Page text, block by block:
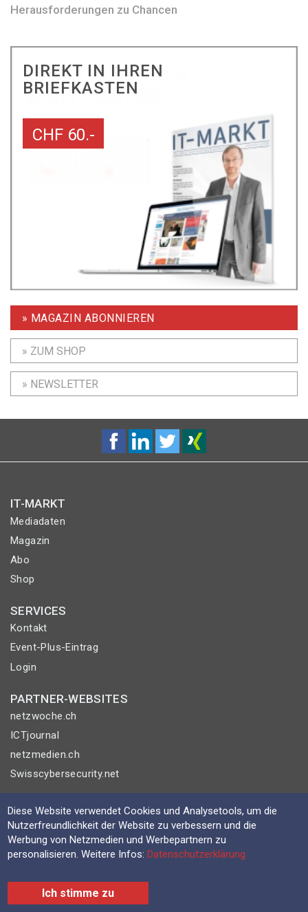
Herausforderungen zu Chancen
DIREKT IN IHREN
BRIEFKASTEN
CHF 60.-
» MAGAZIN ABONNIEREN
» ZUM SHOP
» NEWSLETTER
IT-MARKT
Mediadaten
Magazin
Abo
Shop
SERVICES
Kontakt
Event-Plus-Eintrag
Login
PARTNER-WEBSITES
netzwoche.ch
ICTjournal
netzmedien.ch
Swisscybersecurity.net
© NETZMEDIEN AG 2026
Impressum
AGB
Nutzungsbestimmungen
Datenschutzerklärung
Diese Website verwendet Cookies und Analysetools, um die
Nutzerfreundlichkeit der Website zu verbessern und die
Werbung von Netzmedien und Werbepartnern zu
personalisieren. Weitere Infos:Datenschutzerklärung
Ich stimme zu